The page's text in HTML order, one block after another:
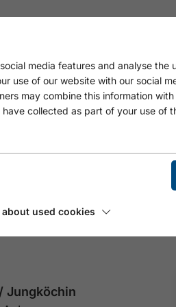
/
Jungköchin
media features and analyse the
use of our website with our social
may combine this information
collected as part of your use of
used cookies